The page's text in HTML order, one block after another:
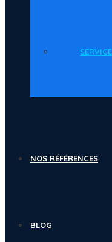
NOS RÉFÉRENCES
BLOG